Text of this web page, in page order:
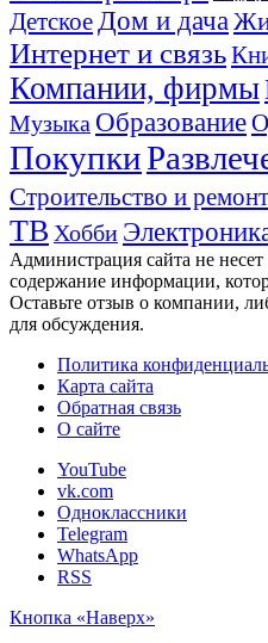
ДетскоеДом и дача
Интернет и связь
Компании, фирмы
Музыка Образование
Покупки
Строительство и ремонт
ТВ Хобби
Администрация сайта не несет
содержание информации,
Оставьте отзыв о компании,
для обсуждения.
Политика
Карта сайта
Обратная связь
О сайте
YouTube
vk.com
Одноклассники
Telegram
WhatsApp
RSS
Кнопка «Наверх»